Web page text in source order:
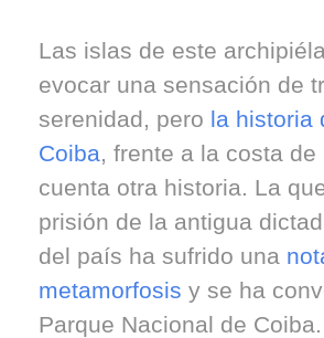
Las islas de este
evocar una sensación de
serenidad, pero la historia
Coiba, frente a la costa de
cuenta otra historia. La
prisión de la antigua
del país ha sufrido una
metamorfosis y se ha
Parque Nacional de